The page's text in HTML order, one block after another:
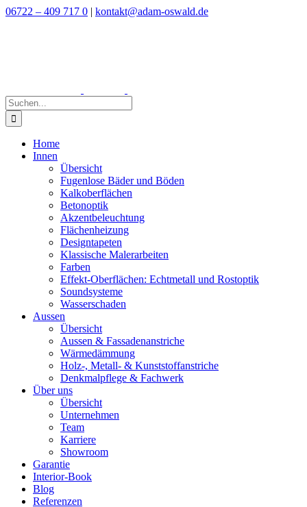
Zum
06722 – 409 717 0 | kontakt@adam-oswald.de
Suche
nach:
Home
Innen
Übersicht
Fugenlose Bäder und Böden
Kalkoberflächen
Betonoptik
Akzentbeleuchtung
Flächenheizung
Designtapeten
Klassische Malerarbeiten
Farben
Effekt-Oberflächen: Echtmetall und Rostoptik
Soundsysteme
Wasserschaden
Aussen
Übersicht
Aussen & Fassadenanstriche
Wärmedämmung
Holz-, Metall- & Kunststoffanstriche
Denkmalpflege & Fachwerk
Über uns
Übersicht
Unternehmen
Team
Karriere
Showroom
Garantie
Interior-Book
Blog
Referenzen